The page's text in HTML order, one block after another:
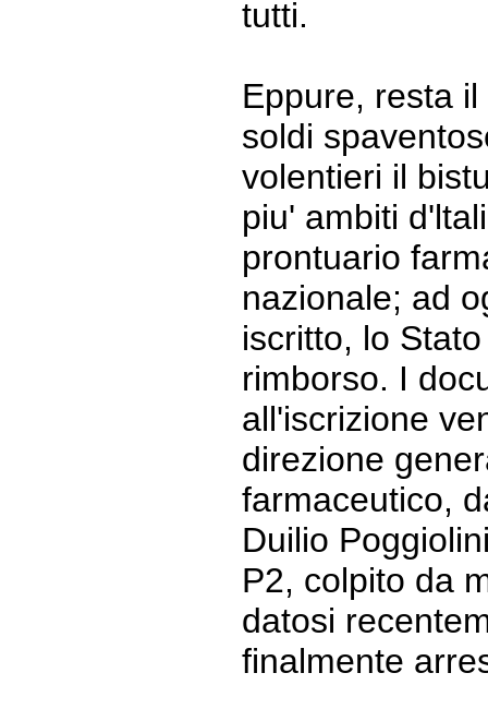
tutti.
Eppure, resta
soldi
volentieri il
piu' ambiti
prontuario
nazionale; ad
iscritto, lo
rimborso. I
all'iscrizione
direzione
farmaceutico,
Duilio
P2, colpito da
datosi
finalmente